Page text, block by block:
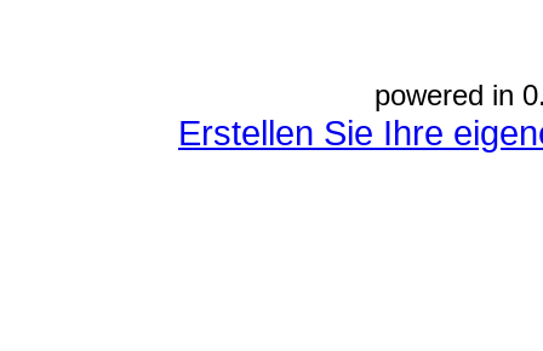
powered in
Erstellen Sie Ihre